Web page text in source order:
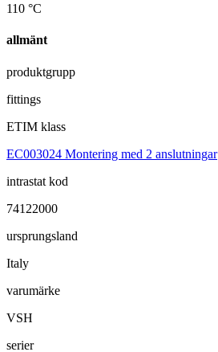
110 °C
allmänt
produktgrupp
fittings
ETIM klass
EC003024 Montering med 2 anslutningar
intrastat kod
74122000
ursprungsland
Italy
varumärke
VSH
serier